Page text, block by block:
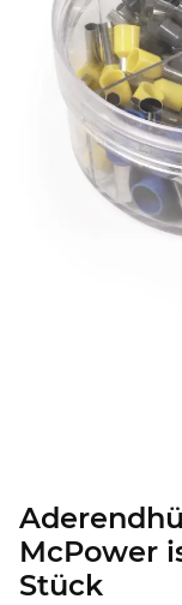
McPower
Stück